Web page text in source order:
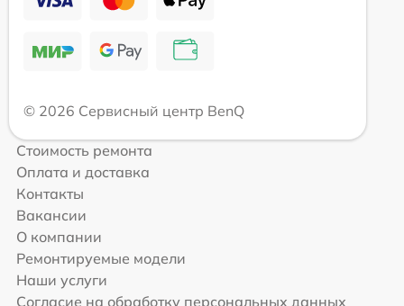
© 2026 Сервисный центр BenQ
Стоимость ремонта
Оплата и доставка
Контакты
Вакансии
О компании
Ремонтируемые модели
Наши услуги
Согласие на обработку персональных данных